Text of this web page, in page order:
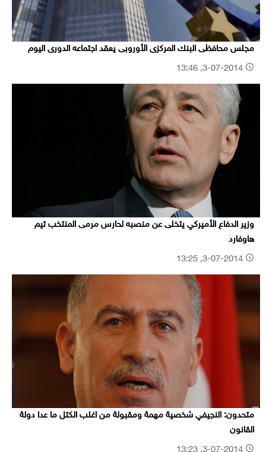
مجلس محافظى البنك المركزى الأوروبى يعقد اجتماعه الدورى اليوم
وزير الدفاع الأميركي يتخلى عن منصبه لحارس مرمى المنتخب تيم
هاوفارد
متحدون: النجيفي شخصية مهمة ومقبولة من اغلب الكتل ما عدا دولة
القانون